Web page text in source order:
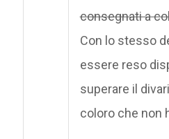
consegnati a
Con lo stesso
essere reso
superare il
coloro che non